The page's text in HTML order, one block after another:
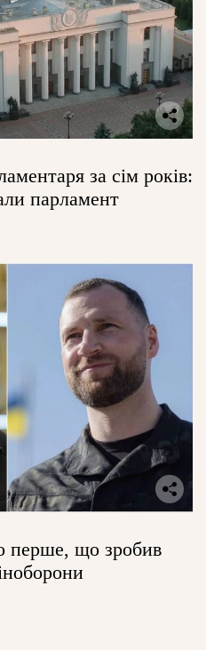
за сім років:
парламент
перше, що зробив